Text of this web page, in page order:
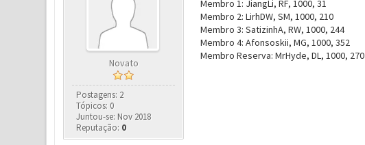
Novato
Postagens: 2
Tópicos: 0
Juntou-se: Nov 2018
Reputação: 0
Membro 1: JiangLi, RF, 1000, 31
Membro 2: LirhDW, SM, 1000, 210
Membro 3: SatizinhA, RW, 1000, 244
Membro 4: Afonsoskii, MG, 1000, 352
Membro Reserva: MrHyde, DL, 1000, 270